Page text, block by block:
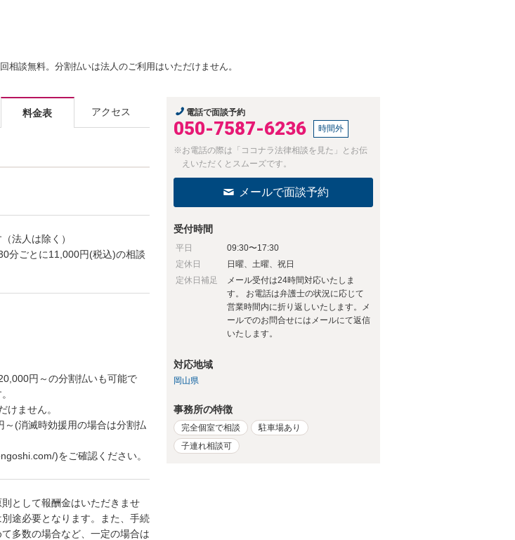
相談無料。分割払いは法人のご利用はいただけません。
料金表 アクセス
法人は除く）
分ごとに11,000円(税込)の相談
円～の分割払いも可能で
けません。
(消滅時効援用の場合は分割払
)をご確認ください。
として報酬金はいただきませ
途必要となります。また、手続
多数の場合など、一定の場合は
電話で面談予約
050-7587-6236 時間外
※お電話の際は「ココナラ法律相談を見た」とお伝
えいただくとスムーズです。
メールで面談予約
受付時間
平日
09:30〜17:30
定休日
日曜、土曜、祝日
定休日補足
メール受付は24時間対応いたしま
す。 お電話は弁護士の状況に応じて
営業時間内に折り返しいたします。メ
ールでのお問合せにはメールにて返信
いたします。
対応地域
岡山県
事務所の特徴
完全個室で相談
駐車場あり
子連れ相談可